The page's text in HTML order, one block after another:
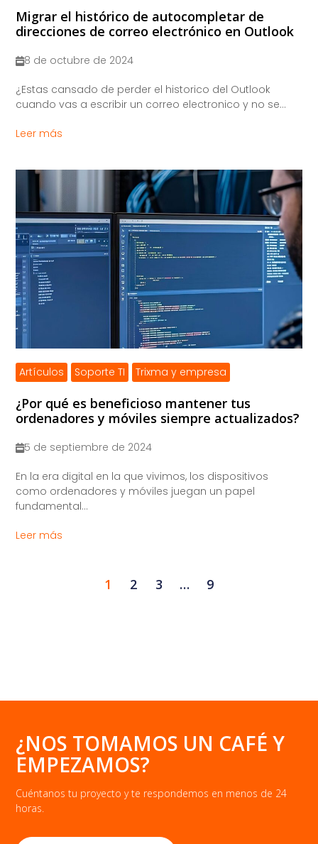
Migrar el histórico de autocompletar de
direcciones de correo electrónico en Outlook
8 de octubre de 2024
¿Estas cansado de perder el historico del Outlook
cuando vas a escribir un correo electronico y no se...
Leer más
Artículos Soporte TI Trixma y empresa
¿Por qué es beneficioso mantener tus
ordenadores y móviles siempre actualizados?
5 de septiembre de 2024
​En la era digital en la que vivimos, los dispositivos
como ordenadores y móviles juegan un papel
fundamental...
Leer más
1 2 3 … 9
¿NOS TOMAMOS UN CAFÉ Y
EMPEZAMOS?
Cuéntanos tu proyecto y te respondemos en menos de 24
horas.